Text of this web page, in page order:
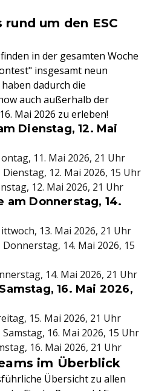
um den ESC
in der gesamten Woche
insgesamt neun
dadurch die
auch außerhalb der
Mai 2026 zu erleben!
Dienstag, 12. Mai
11. Mai 2026, 21 Uhr
12. Mai 2026, 15 Uhr
12. Mai 2026, 21 Uhr
am Donnerstag, 14.
13. Mai 2026, 21 Uhr
14. Mai 2026, 15
14. Mai 2026, 21 Uhr
16. Mai 2026,
15. Mai 2026, 21 Uhr
16. Mai 2026, 15 Uhr
16. Mai 2026, 21 Uhr
im Überblick
Übersicht zu allen